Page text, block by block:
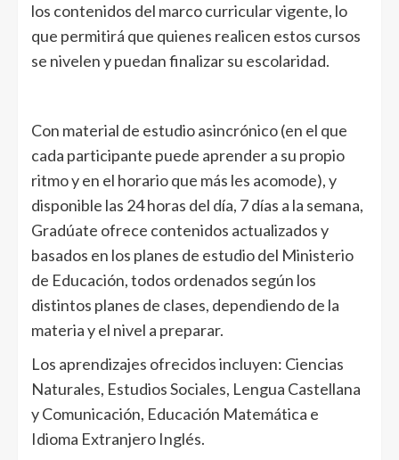
los contenidos del marco curricular vigente, lo
que permitirá que quienes realicen estos cursos
se nivelen y puedan finalizar su escolaridad.
Con material de estudio asincrónico (en el que
cada participante puede aprender a su propio
ritmo y en el horario que más les acomode), y
disponible las 24 horas del día, 7 días a la semana,
Gradúate ofrece contenidos actualizados y
basados en los planes de estudio del Ministerio
de Educación, todos ordenados según los
distintos planes de clases, dependiendo de la
materia y el nivel a preparar.
Los aprendizajes ofrecidos incluyen: Ciencias
Naturales, Estudios Sociales, Lengua Castellana
y Comunicación, Educación Matemática e
Idioma Extranjero Inglés.